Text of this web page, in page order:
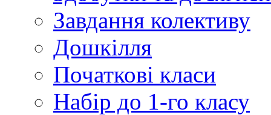
Завдання колективу
Дошкілля
Початкові класи
Набір до 1-го класу